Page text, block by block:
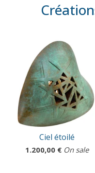
Ciel étoilé
1.200,00 € On sale